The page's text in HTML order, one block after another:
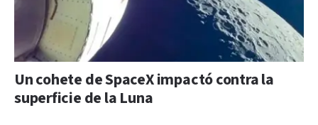
Un cohete de SpaceX impactó contra la
superficie de la Luna